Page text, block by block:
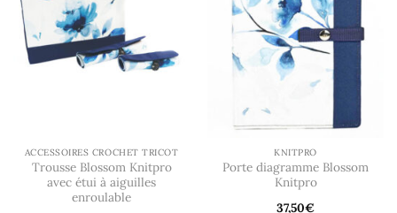
ACCESSOIRES CROCHET TRICOT
Trousse Blossom Knitpro
avec étui à aiguilles
enroulable
KNITPRO
Porte diagramme Blossom
Knitpro
37,50€